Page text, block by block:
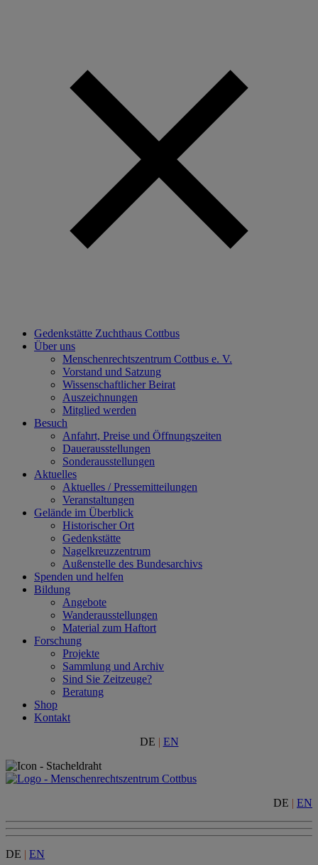
Gedenkstätte Zuchthaus Cottbus
Über uns
Menschenrechtszentrum Cottbus e. V.
Vorstand und Satzung
Wissenschaftlicher Beirat
Auszeichnungen
Mitglied werden
Besuch
Anfahrt, Preise und Öffnungszeiten
Dauerausstellungen
Sonderausstellungen
Aktuelles
Aktuelles / Pressemitteilungen
Veranstaltungen
Gelände im Überblick
Historischer Ort
Gedenkstätte
Nagelkreuzzentrum
Außenstelle des Bundesarchivs
Spenden und helfen
Bildung
Angebote
Wanderausstellungen
Material zum Haftort
Forschung
Projekte
Sammlung und Archiv
Sind Sie Zeitzeuge?
Beratung
Shop
Kontakt
DE | EN
DE | EN
DE | EN